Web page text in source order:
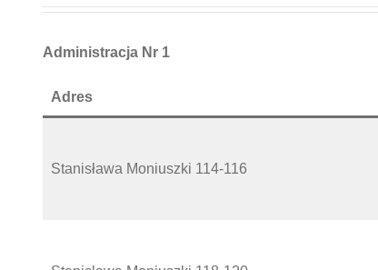
Administracja Nr 1
Adres
Stanisława Moniuszki 114-116